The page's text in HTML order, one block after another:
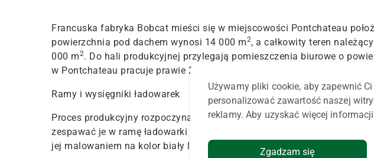
Francuska fabryka Bobcat mieści się w miejscowości Pontchateau
powierzchnia pod dachem wynosi 14 000 m2, a całkowity teren
000 m2. Do hali produkcyjnej przylegają pomieszczenia biurowe o
w Pontchateau pracuje prawie 200 osób.
Ramy i wysięgniki ładowarek
Proces produkcyjny rozpoczyna się od laserowego wycięcia elementów
zespawać je w ramę ładowarki teleskopowej. Następnie
jej malowaniem na kolor biały lub czerwony.
Używamy pliki cookie, aby zapewnić
personalizować zawartość naszej
reklamy. Aby uzyskać więcej
Zgadzam się